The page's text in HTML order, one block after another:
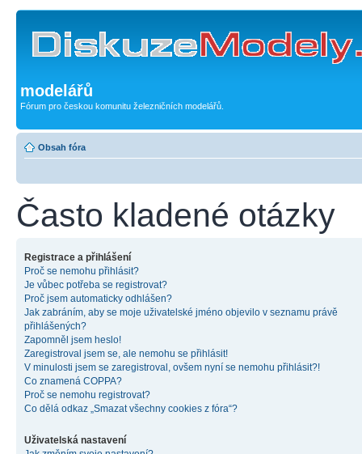
modelářů
Fórum pro českou komunitu železničních modelářů.
Obsah fóra
Často kladené otázky
Registrace a přihlášení
Proč se nemohu přihlásit?
Je vůbec potřeba se registrovat?
Proč jsem automaticky odhlášen?
Jak zabráním, aby se moje uživatelské jméno objevilo v seznamu právě
přihlášených?
Zapomněl jsem heslo!
Zaregistroval jsem se, ale nemohu se přihlásit!
V minulosti jsem se zaregistroval, ovšem nyní se nemohu přihlásit?!
Co znamená COPPA?
Proč se nemohu registrovat?
Co dělá odkaz „Smazat všechny cookies z fóra“?
Uživatelská nastavení